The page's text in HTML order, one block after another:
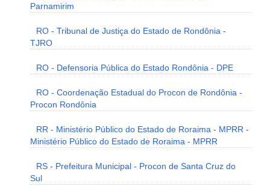
Parnamirim
RO - Tribunal de Justiça do Estado de Rondônia -
TJRO
RO - Defensoria Pública do Estado Rondônia - DPE
RO - Coordenação Estadual do Procon de Rondônia -
Procon Rondônia
RR - Ministério Público do Estado de Roraima - MPRR -
Ministério Público do Estado de Roraima - MPRR
RS - Prefeitura Municipal - Procon de Santa Cruz do
Sul